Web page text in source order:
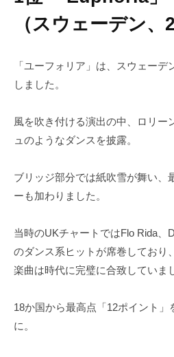
（スウェーデン、
「ユーフォリア」は、スウェーデ
しました。
風を吹き付ける演出の中、ロリー
ュのようなダンスを披露。
ブリッジ部分では紙吹雪が舞い、
ーも加わりました。
当時のUKチャートではFlo Rida、
のダンス系ヒットが席巻しており
楽曲は時代に完璧に合致していま
18か国から最高点「12ポイント」
に。